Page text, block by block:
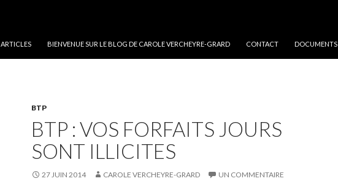
ARTICLES BIENVENUE SUR LE BLOG DE CAROLE VERCHEYRE-GRARD CONTACT DOCUMENTS
BTP
BTP : VOS FORFAITS JOURS
SONT ILLICITES
27 JUIN 2014 CAROLE VERCHEYRE-GRARD UN COMMENTAIRE